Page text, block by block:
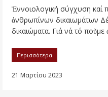
Ἐννοιολογική σύγχυση καί
ἀνθρωπίνων δικαιωμάτων
δικαιώματα. Γιά νά τό ποῦμε
Περισσότερα
21 Μαρτίου 2023